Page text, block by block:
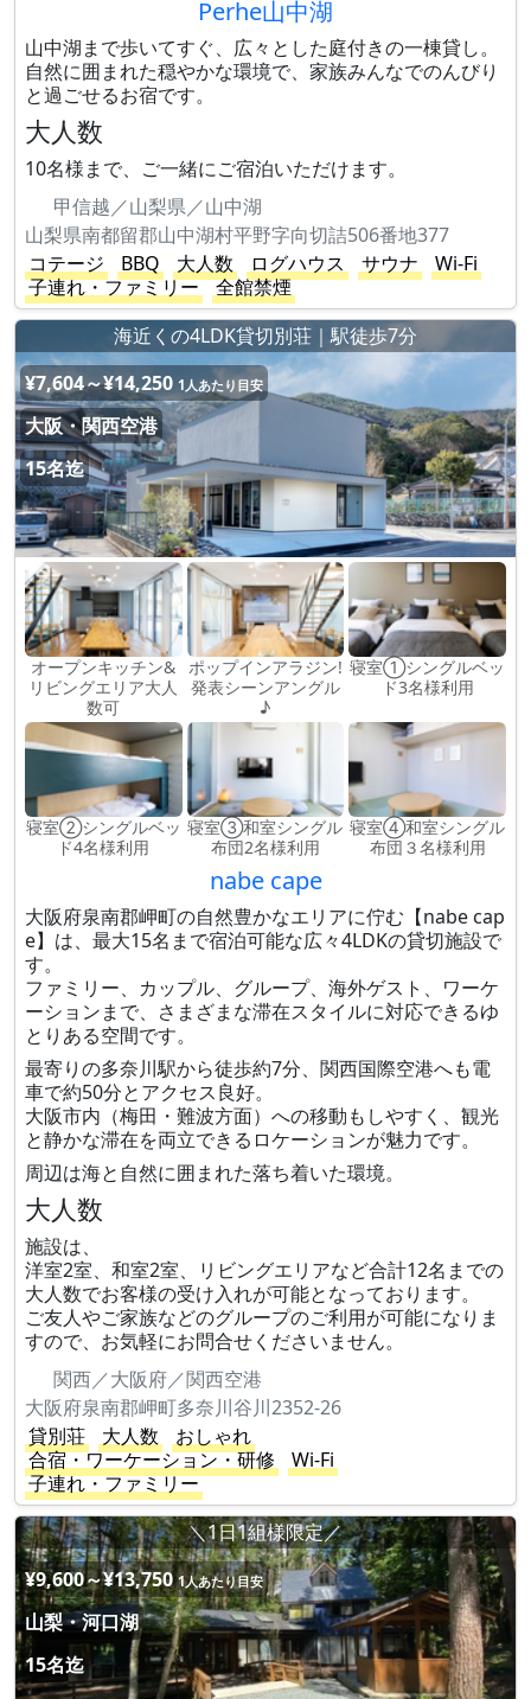
Perhe山中湖
山中湖まで歩いてすぐ、広々とした庭付きの一棟貸し。
自然に囲まれた穏やかな環境で、家族みんなでのんびり
と過ごせるお宿です。
大人数
10名様まで、ご一緒にご宿泊いただけます。
甲信越／山梨県／山中湖
山梨県南都留郡山中湖村平野字向切詰506番地377
コテージ
BBQ 大人数 ログハウス サウナ
Wi-Fi
子連れ・ファミリー
全館禁煙
海近くの4LDK貸切別荘｜駅徒歩7分
¥7,604～¥14,250 1人あたり目安
大阪・関西空港
15名迄
オープンキッチン&
リビングエリア大人
数可
ポップインアラジン!
発表シーンアングル
♪
寝室①シングルベッ
ド3名様利用
寝室②シングルベッ
ド4名様利用
寝室③和室シングル
布団2名様利用
寝室④和室シングル
布団３名様利用
nabe cape
大阪府泉南郡岬町の自然豊かなエリアに佇む【nabe cap
e】は、最大15名まで宿泊可能な広々4LDKの貸切施設で
す。
ファミリー、カップル、グループ、海外ゲスト、ワーケ
ーションまで、さまざまな滞在スタイルに対応できるゆ
とりある空間です。
最寄りの多奈川駅から徒歩約7分、関西国際空港へも電
車で約50分とアクセス良好。
大阪市内（梅田・難波方面）への移動もしやすく、観光
と静かな滞在を両立できるロケーションが魅力です。
周辺は海と自然に囲まれた落ち着いた環境。
大人数
施設は、
洋室2室、和室2室、リビングエリアなど合計12名までの
大人数でお客様の受け入れが可能となっております。
ご友人やご家族などのグループのご利用が可能になりま
すので、お気軽にお問合せくださいません。
関西／大阪府／関西空港
大阪府泉南郡岬町多奈川谷川2352-26
貸別荘
大人数
おしゃれ
合宿・ワーケーション・研修
Wi-Fi
子連れ・ファミリー
＼1日1組様限定／
¥9,600～¥13,750 1人あたり目安
山梨・河口湖
15名迄